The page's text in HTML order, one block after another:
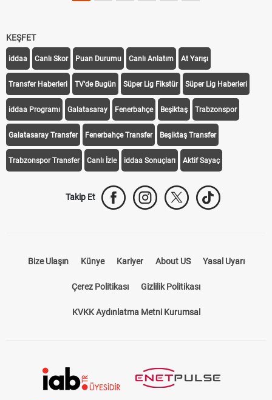
KEŞFET
iddaa Canlı Skor Puan Durumu Canlı Anlatım At Yarışı
Transfer Haberleri TV'de Bugün Süper Lig Fikstür Süper Lig Haberleri
iddaa Programı Galatasaray Fenerbahçe Beşiktaş Trabzonspor
Galatasaray Transfer Fenerbahçe Transfer Beşiktaş Transfer
Trabzonspor Transfer Canlı İzle iddaa Sonuçları Aktif Sayaç
Takip Et
Bize Ulaşın Künye Kariyer About US Yasal Uyarı
Çerez Politikası Gizlilik Politikası
KVKK Aydınlatma Metni Kurumsal